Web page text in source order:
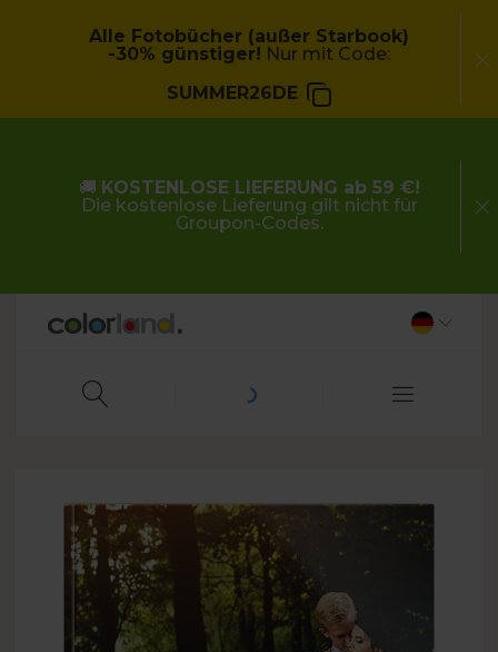
Alle Fotobücher (außer Starbook)
-30% günstiger! Nur mit Code:
SUMMER26DE
🚚 KOSTENLOSE LIEFERUNG ab 59 €!
Die kostenlose Lieferung gilt nicht für
Groupon-Codes.